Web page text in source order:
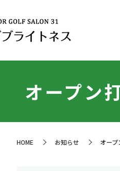
オープン
HOME お知らせ オープ